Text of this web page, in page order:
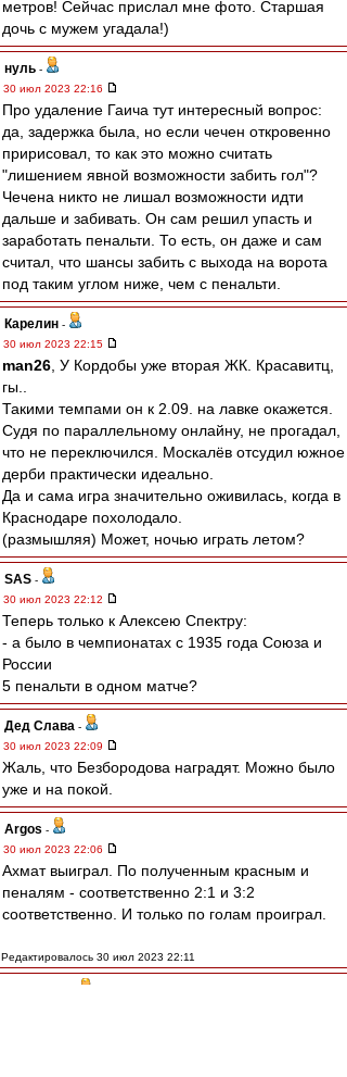
метров! Сейчас прислал мне фото. Старшая
дочь с мужем угадала!)
нуль -
30 июл 2023 22:16
Про удаление Гаича тут интересный вопрос:
да, задержка была, но если чечен откровенно
пририсовал, то как это можно считать
"лишением явной возможности забить гол"?
Чечена никто не лишал возможности идти
дальше и забивать. Он сам решил упасть и
заработать пенальти. То есть, он даже и сам
считал, что шансы забить с выхода на ворота
под таким углом ниже, чем с пенальти.
Карелин -
30 июл 2023 22:15
man26 , У Кордобы уже вторая ЖК. Красавитц,
гы..
Такими темпами он к 2.09. на лавке окажется.
Судя по параллельному онлайну, не прогадал,
что не переключился. Москалёв отсудил южное
дерби практически идеально.
Да и сама игра значительно оживилась, когда в
Краснодаре похолодало.
(размышляя) Может, ночью играть летом?
SAS -
30 июл 2023 22:12
Теперь только к Алексею Спектру:
- а было в чемпионатах с 1935 года Союза и
России
5 пенальти в одном матче?
Дед Слава -
30 июл 2023 22:09
Жаль, что Безбородова наградят. Можно было
уже и на покой.
Argos -
30 июл 2023 22:06
Ахмат выиграл. По полученным красным и
пеналям - соответственно 2:1 и 3:2
соответственно. И только по голам проиграл.
Редактировалось 30 июл 2023 22:11